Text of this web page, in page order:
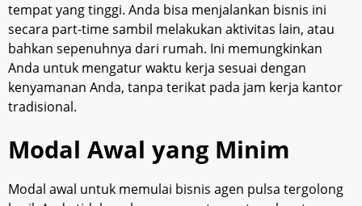
tempat yang tinggi. Anda bisa menjalankan bisnis ini
secara part-time sambil melakukan aktivitas lain, atau
bahkan sepenuhnya dari rumah. Ini memungkinkan
Anda untuk mengatur waktu kerja sesuai dengan
kenyamanan Anda, tanpa terikat pada jam kerja kantor
tradisional.
Modal Awal yang Minim
Modal awal untuk memulai bisnis agen pulsa tergolong